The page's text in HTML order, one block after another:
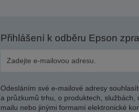
Přihlášení k odběru Epson
Odesláním své e-mailové adresy
a průzkumů trhu, o produktech,
mailu nebo jinými formami elektronické